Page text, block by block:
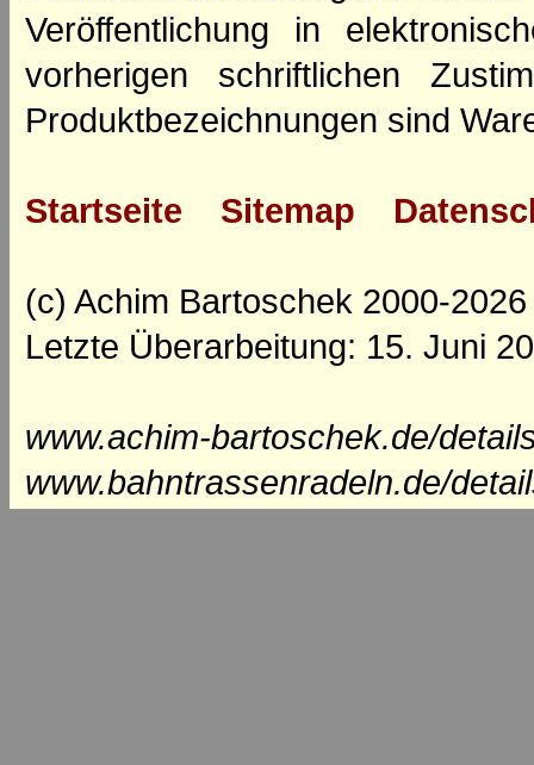
Veröffentlichung in
vorherigen schriftlichen
Produktbezeichnungen sind
Startseite Sitemap
(c) Achim Bartoschek 2000-2026
Letzte Überarbeitung: 15. Juni
www.achim-bartoschek.de/
www.bahntrassenradeln.de/